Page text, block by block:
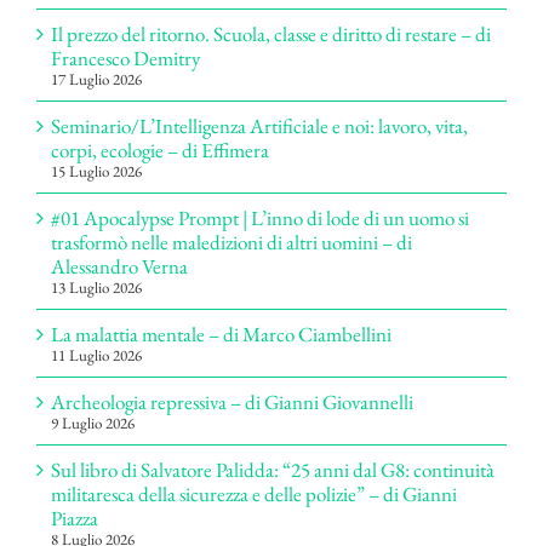
Il prezzo del ritorno. Scuola, classe e diritto di restare – di
Francesco Demitry
17 Luglio 2026
Seminario/L’Intelligenza Artificiale e noi: lavoro, vita,
corpi, ecologie – di Effimera
15 Luglio 2026
#01 Apocalypse Prompt | L’inno di lode di un uomo si
trasformò nelle maledizioni di altri uomini – di
Alessandro Verna
13 Luglio 2026
La malattia mentale – di Marco Ciambellini
11 Luglio 2026
Archeologia repressiva – di Gianni Giovannelli
9 Luglio 2026
Sul libro di Salvatore Palidda: “25 anni dal G8: continuità
militaresca della sicurezza e delle polizie” – di Gianni
Piazza
8 Luglio 2026